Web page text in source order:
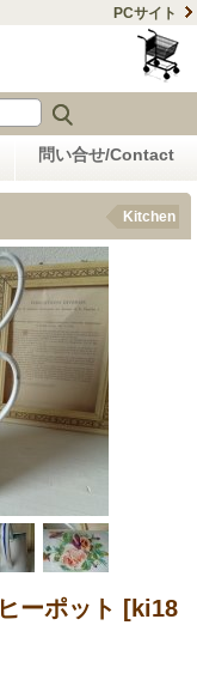
PCサイト
問い合せ/Contact
Kitchen
ーポット [ki18